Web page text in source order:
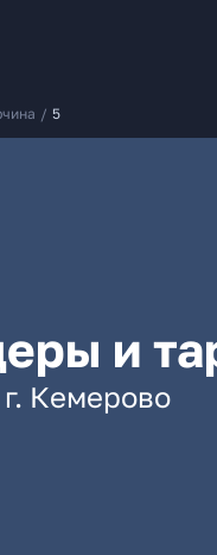
/ 5
и
Кемерово